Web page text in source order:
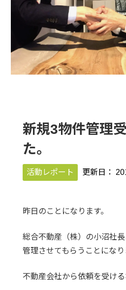
新規3物件管理
た。
活動レポート 更新日：
昨日のことになります。
総合不動産（株）の小沼社
管理させてもらうことになり
不動産会社から依頼を受ける